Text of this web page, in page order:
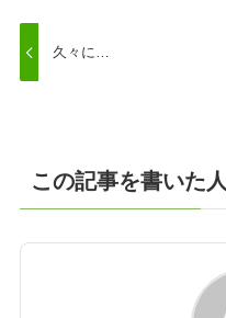
久々に…
この記事を書いた人